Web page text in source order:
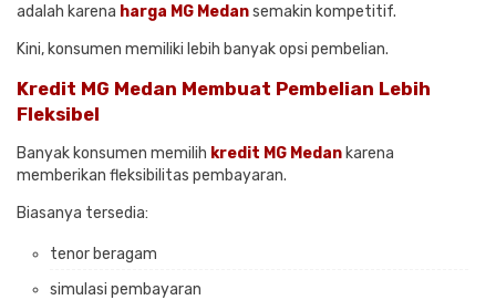
adalah karena harga MG Medansemakin kompetitif.
Kini, konsumen memiliki lebih banyak opsi pembelian.
Kredit MG Medan Membuat Pembelian Lebih
Fleksibel
Banyak konsumen memilih kredit MG Medan karena
memberikan fleksibilitas pembayaran.
Biasanya tersedia:
tenor beragam
simulasi pembayaran